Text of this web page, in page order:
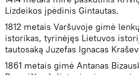
Lizdeikos įpėdinis Gintautas.
1812 metais Varšuvoje gimė
istorikas, tyrinėjęs Lietuvos
tautosaką Juzefas Ignacas
1861 metais gimė Antanas